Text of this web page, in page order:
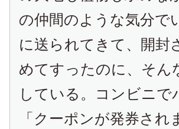
の仲間のような気分で
に送られてきて、開封
めてすったのに、そん
している。コンビニ
「クーポンが発券さ